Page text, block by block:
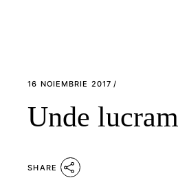
16 NOIEMBRIE 2017
Unde lucram
SHARE